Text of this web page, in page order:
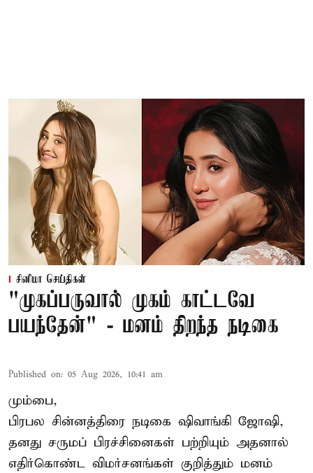
சினிமா செய்திகள்
"முகப்பருவால் முகம் காட்டவே
பயந்தேன்" - மனம் திறந்த நடிகை
Published on: 05 Aug 2026, 10:41 am
மும்பை,
பிரபல சின்னத்திரை நடிகை ஷிவாங்கி ஜோஷி,
தனது சருமப் பிரச்சினைகள் பற்றியும் அதனால்
எதிர்கொண்ட விமர்சனங்கள் குறித்தும் மனம்